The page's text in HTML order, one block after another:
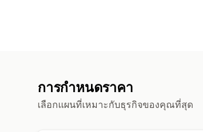
การกำหนดราคา
เลือกแผนที่เหมาะกับธุรกิจของคุณที่สุด